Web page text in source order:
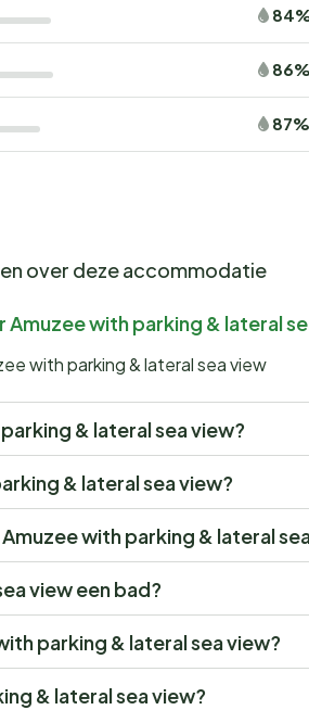
86%
87%
over deze accommodatie
Amuzee with parking & lateral
with parking & lateral sea view
& lateral sea view?
& lateral sea view?
with parking & lateral
view een bad?
parking & lateral sea view?
& lateral sea view?